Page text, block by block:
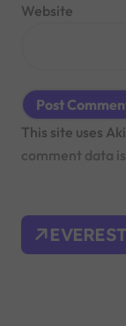
Website
This site uses
comment data